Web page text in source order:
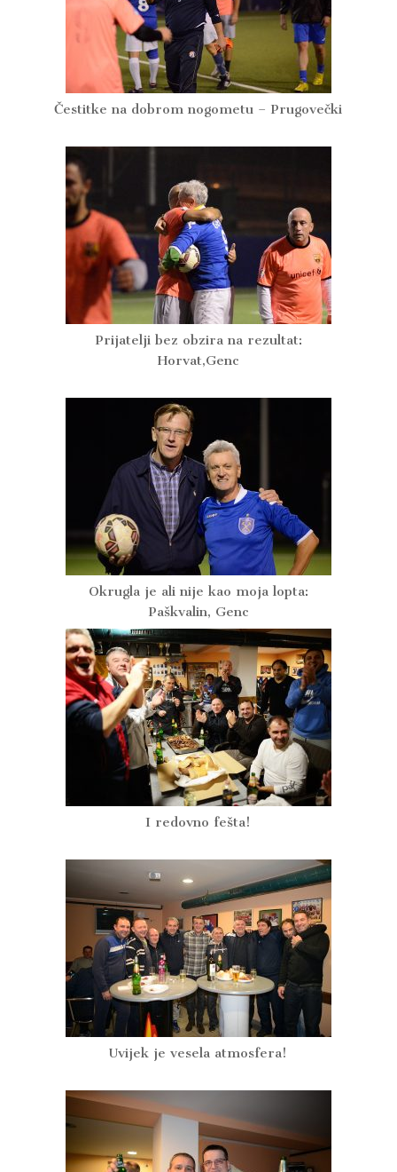
Čestitke na dobrom nogometu – Prugovečki
Prijatelji bez obzira na rezultat:
Horvat,Genc
Okrugla je ali nije kao moja lopta:
Paškvalin, Genc
I redovno fešta!
Uvijek je vesela atmosfera!